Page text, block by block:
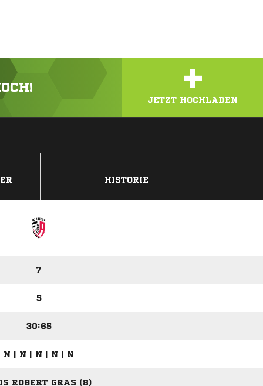
+
JETZT HOCHLADEN
HISTORIE
7
5
30:65
N | N | N | N | N
ROBERT GRAS (8)